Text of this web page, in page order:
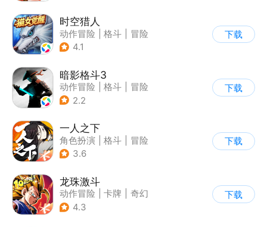
时空猎人
动作冒险 格斗
冒险
| 时空猎人
4.1
下载
暗影格斗3
动作冒险 格斗
冒险
| 暗夜格斗
2.2
下载
一人之下
角色扮演 格斗
冒险
| 一人之下
3.6
下载
龙珠激斗
动作冒险 卡牌
奇幻
| 龙珠
4.3
下载